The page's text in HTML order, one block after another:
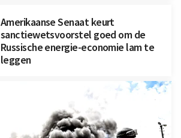
Amerikaanse Senaat keurt
sanctiewetsvoorstel goed om de
Russische energie-economie lam te
leggen